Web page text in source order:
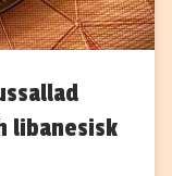
libanesisk